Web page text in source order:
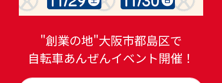
"創業の地"大阪市都島区で
自転車あんぜんイベント開催！